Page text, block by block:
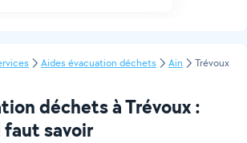
Aides évacuation déchets Ain Trévoux
déchets à Trévoux :
faut savoir